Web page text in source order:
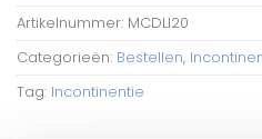
Artikelnummer: MCDLI20
Categorieën: Bestellen,
Tag: Incontinentie